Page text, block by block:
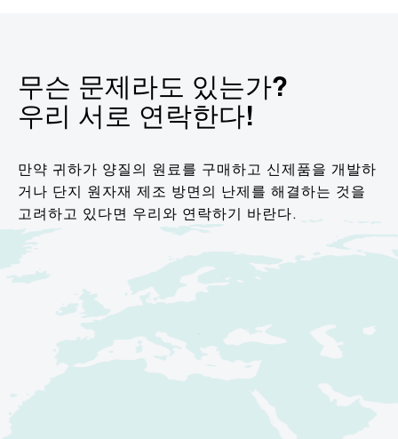
무슨 문제라도 있는가?
우리 서로 연락한다!
만약 귀하가 양질의 원료를 구매하고 신제품을 개발하
거나 단지 원자재 제조 방면의 난제를 해결하는 것을
고려하고 있다면 우리와 연락하기 바란다.